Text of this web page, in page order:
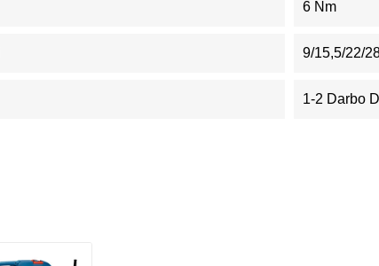
6 Nm
9/15,5/22/
1-2 Darbo